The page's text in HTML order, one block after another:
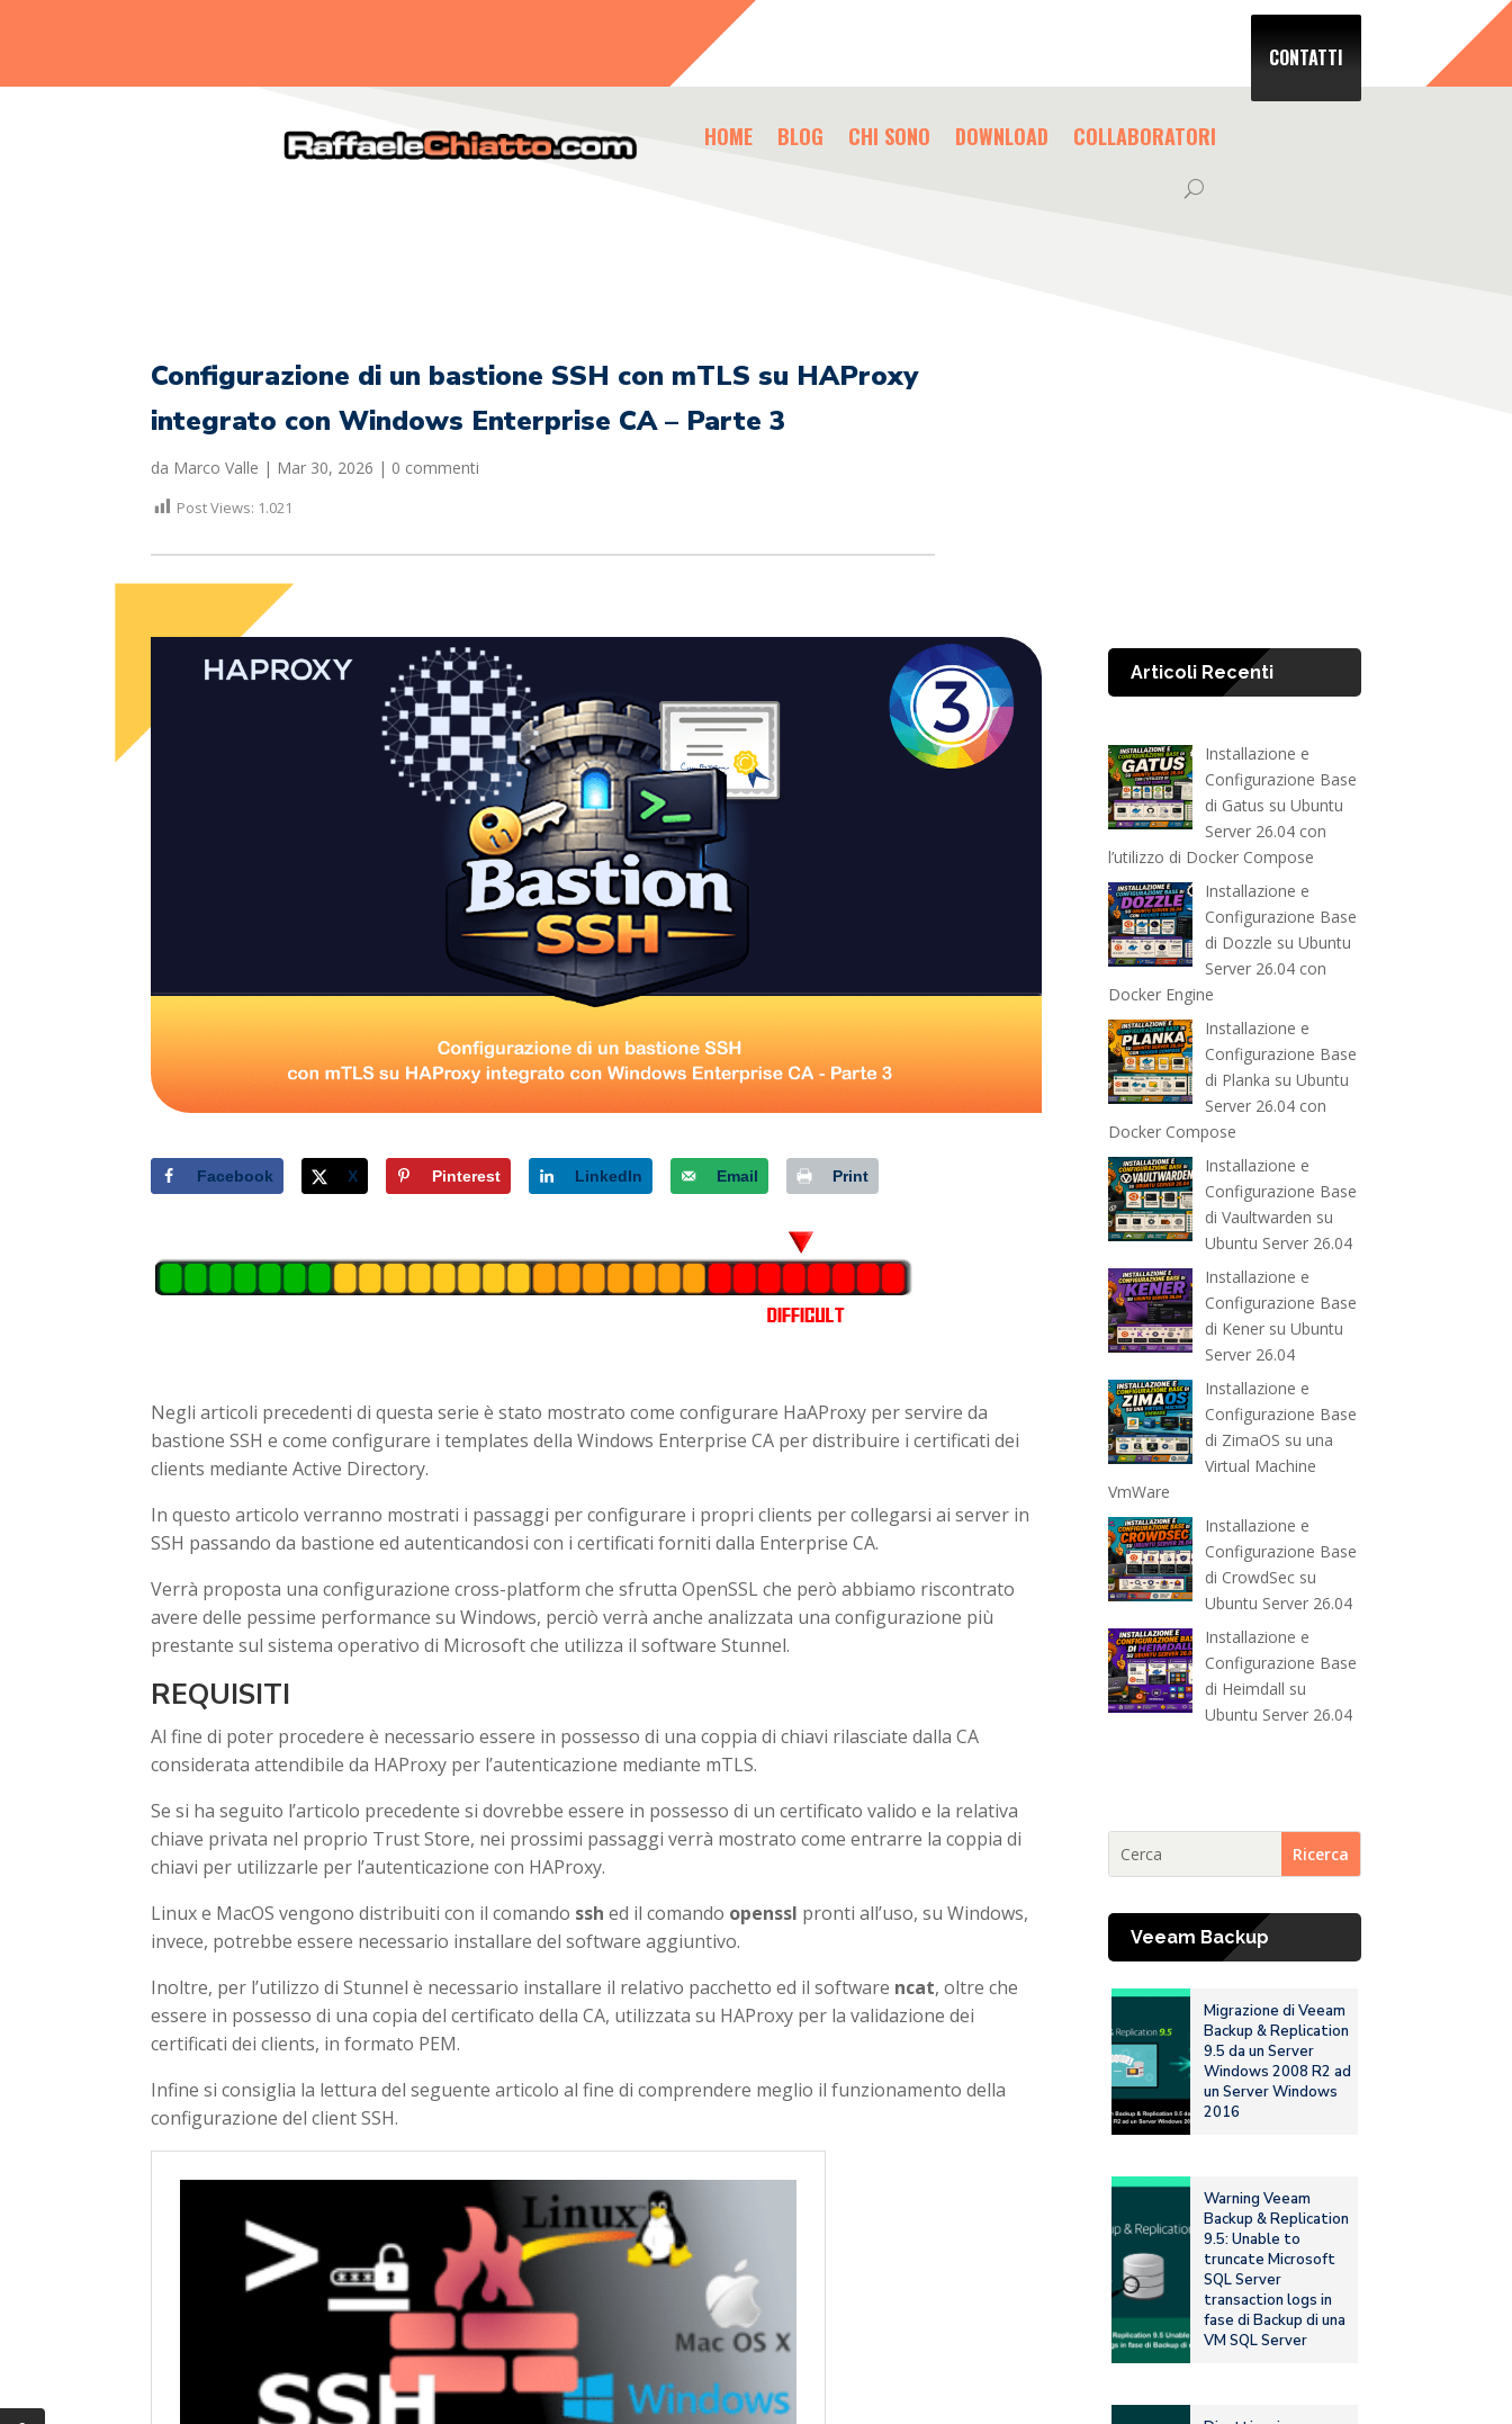
HOME BLOG CHI SONO DOWNLOAD COLLABORATORI
CONTATTI
Configurazione di un bastione SSH con mTLS su HAProxy
integrato con Windows Enterprise CA – Parte 3
da Marco Valle | Mar 30, 2026 | 0 commenti
Post Views: 1.021
Facebook X Pinterest LinkedIn Email Print
Negli articoli precedenti di questa serie è stato mostrato come configurare HaAProxy per servire da
bastione SSH e come configurare i templates della Windows Enterprise CA per distribuire i certificati dei
clients mediante Active Directory.
In questo articolo verranno mostrati i passaggi per configurare i propri clients per collegarsi ai server in
SSH passando da bastione ed autenticandosi con i certificati forniti dalla Enterprise CA.
Verrà proposta una configurazione cross-platform che sfrutta OpenSSL che però abbiamo riscontrato
avere delle pessime performance su Windows, perciò verrà anche analizzata una configurazione più
prestante sul sistema operativo di Microsoft che utilizza il software Stunnel.
REQUISITI
Al fine di poter procedere è necessario essere in possesso di una coppia di chiavi rilasciate dalla CA
considerata attendibile da HAProxy per l’autenticazione mediante mTLS.
Se si ha seguito l’articolo precedente si dovrebbe essere in possesso di un certificato valido e la relativa
chiave privata nel proprio Trust Store, nei prossimi passaggi verrà mostrato come entrarre la coppia di
chiavi per utilizzarle per l’autenticazione con HAProxy.
Linux e MacOS vengono distribuiti con il comando ssh ed il comando openssl pronti all’uso, su Windows,
invece, potrebbe essere necessario installare del software aggiuntivo.
Inoltre, per l’utilizzo di Stunnel è necessario installare il relativo pacchetto ed il software ncat, oltre che
essere in possesso di una copia del certificato della CA, utilizzata su HAProxy per la validazione dei
certificati dei clients, in formato PEM.
Infine si consiglia la lettura del seguente articolo al fine di comprendere meglio il funzionamento della
configurazione del client SSH.
Articoli Recenti
Installazione e
Configurazione Base
di Gatus su Ubuntu
Server 26.04 con
l’utilizzo di Docker Compose
Installazione e
Configurazione Base
di Dozzle su Ubuntu
Server 26.04 con
Docker Engine
Installazione e
Configurazione Base
di Planka su Ubuntu
Server 26.04 con
Docker Compose
Installazione e
Configurazione Base
di Vaultwarden su
Ubuntu Server 26.04
Installazione e
Configurazione Base
di Kener su Ubuntu
Server 26.04
Installazione e
Configurazione Base
di ZimaOS su una
Virtual Machine
VmWare
Installazione e
Configurazione Base
di CrowdSec su
Ubuntu Server 26.04
Installazione e
Configurazione Base
di Heimdall su
Ubuntu Server 26.04
Veeam Backup
Migrazione di Veeam
Backup & Replication
9.5 da un Server
Windows 2008 R2 ad
un Server Windows
2016
Warning Veeam
Backup & Replication
9.5: Unable to
truncate Microsoft
SQL Server
transaction logs in
fase di Backup di una
VM SQL Server